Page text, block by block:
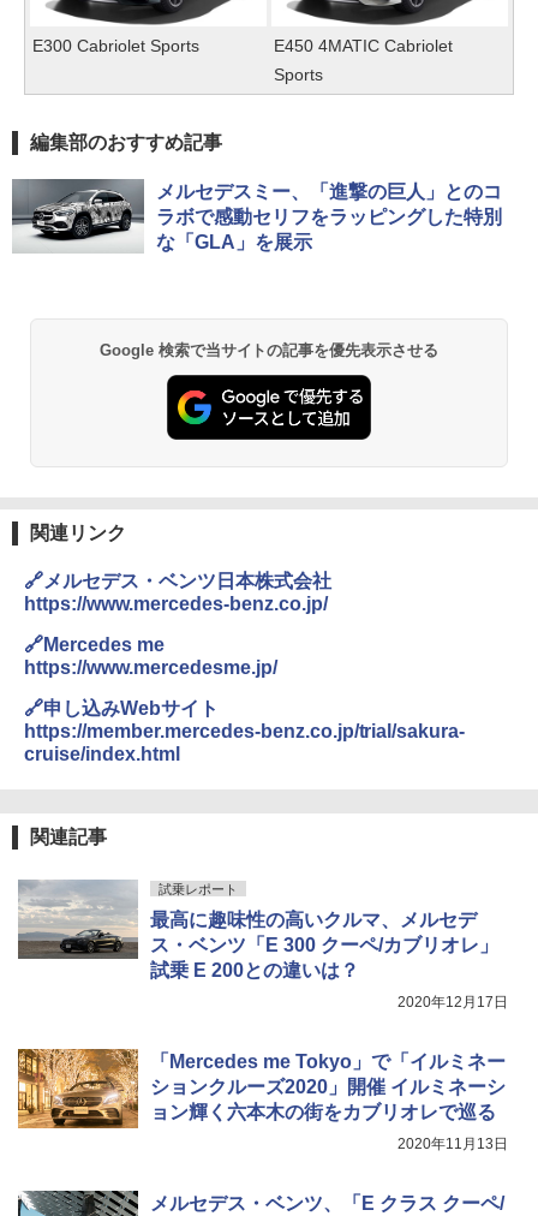
E300 Cabriolet Sports
E450 4MATIC Cabriolet
Sports
編集部のおすすめ記事
メルセデスミー、「進撃の巨人」とのコ
ラボで感動セリフをラッピングした特別
な「GLA」を展示
Google 検索で当サイトの記事を優先表示させる
関連リンク
🔗メルセデス・ベンツ日本株式会社
https://www.mercedes-benz.co.jp/
🔗Mercedes me
https://www.mercedesme.jp/
🔗申し込みWebサイト
https://member.mercedes-benz.co.jp/trial/sakura-
cruise/index.html
関連記事
試乗レポート
最高に趣味性の高いクルマ、メルセデ
ス・ベンツ「E 300 クーペ/カブリオレ」
試乗 E 200との違いは？
2020年12月17日
「Mercedes me Tokyo」で「イルミネー
ションクルーズ2020」開催 イルミネーシ
ョン輝く六本木の街をカブリオレで巡る
2020年11月13日
メルセデス・ベンツ、「E クラス クーペ/